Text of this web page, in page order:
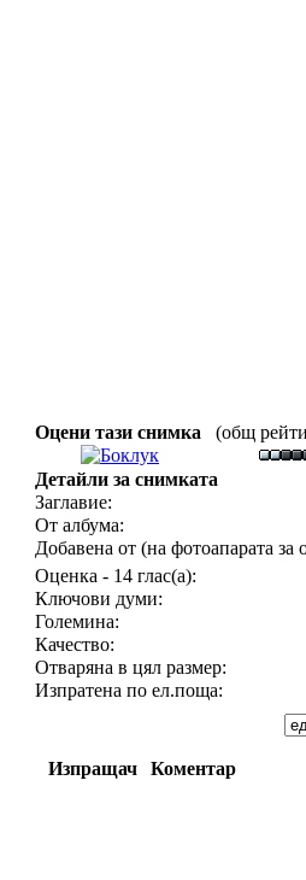
Оцени тази снимка (общ
Детайли за снимката
Заглавие:
От албума:
Добавена от (на фотоапарата за
Оценка - 14 глас(а):
Ключови думи:
Големина:
Качество:
Отваряна в цял размер:
Изпратена по ел.поща:
Изпращач Коментар